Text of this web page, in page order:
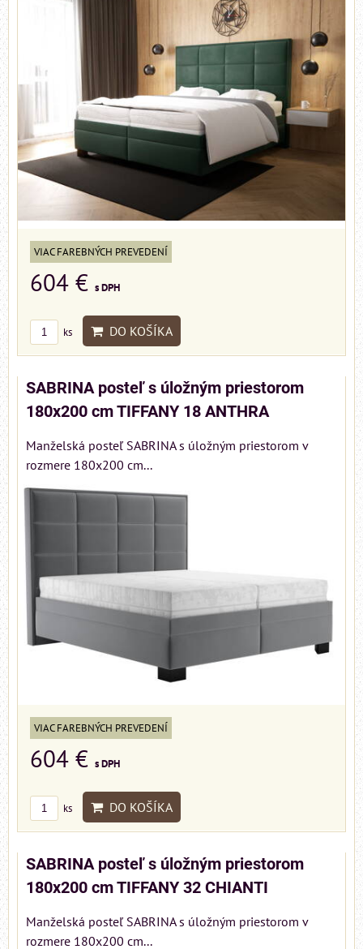
VIAC FAREBNÝCH PREVEDENÍ
604 € s DPH
ks DO KOŠÍKA
SABRINA posteľ s úložným priestorom
180x200 cm TIFFANY 18 ANTHRA
Manželská posteľ SABRINA s úložným priestorom v
rozmere 180x200 cm...
VIAC FAREBNÝCH PREVEDENÍ
604 € s DPH
ks DO KOŠÍKA
SABRINA posteľ s úložným priestorom
180x200 cm TIFFANY 32 CHIANTI
Manželská posteľ SABRINA s úložným priestorom v
rozmere 180x200 cm...